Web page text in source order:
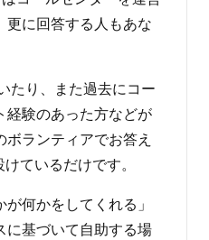
更に回答する人もあな
たり、また過去にコー
経験のあった方などが
ボランティアでお答え
ているだけです。
が何かをしてくれる」
に基づいて自助する場